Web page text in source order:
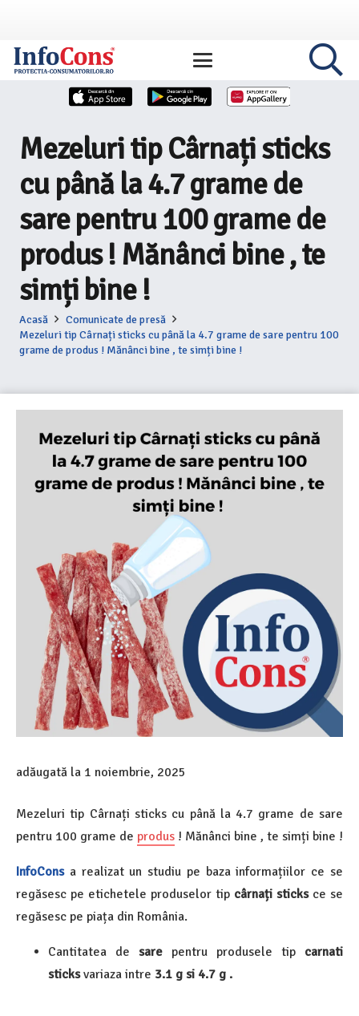
Mezeluri tip Cârnați sticks
cu până la 4.7 grame de
sare pentru 100 grame de
produs ! Mănânci bine , te
simți bine !
Acasă
Comunicate de presă
Mezeluri tip Cârnați sticks cu până la 4.7 grame de sare pentru 100
grame de produs ! Mănânci bine , te simți bine !
adăugată la 1 noiembrie, 2025
Mezeluri tip Cârnați sticks cu până la 4.7 grame de sare
pentru 100 grame de produs ! Mănânci bine , te simți bine !
InfoConsa realizat un studiu pe bazainformațiilor ce se
regăsesc pe etichetele produselor tip cârnați sticks ce se
regăsesc pe piața din România.
Cantitatea de sare pentru produsele tip carnati
sticks variaza intre 3.1 g si 4.7 g .